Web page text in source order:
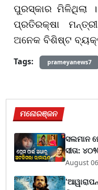
ପୁରସ୍କାର ମିଳିଥିଲା
ପ୍ରତିରକ୍ଷା
ଅନେକ ବିଶିଷ୍ଟ
Tags:
prameyanews7
ମନୋରଞ୍ଜନ
ସଲମାନ
ସୀତା:
August